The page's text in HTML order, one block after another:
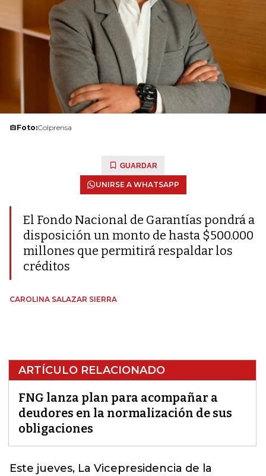
Foto:Colprensa
GUARDAR
UNIRSE A WHATSAPP
El Fondo Nacional de Garantías pondrá a
disposición un monto de hasta $500.000
millones que permitirá respaldar los
créditos
CAROLINA SALAZAR SIERRA
ARTÍCULO RELACIONADO
FNG lanza plan para acompañar a
deudores en la normalización de sus
obligaciones
Este jueves, La Vicepresidencia de la